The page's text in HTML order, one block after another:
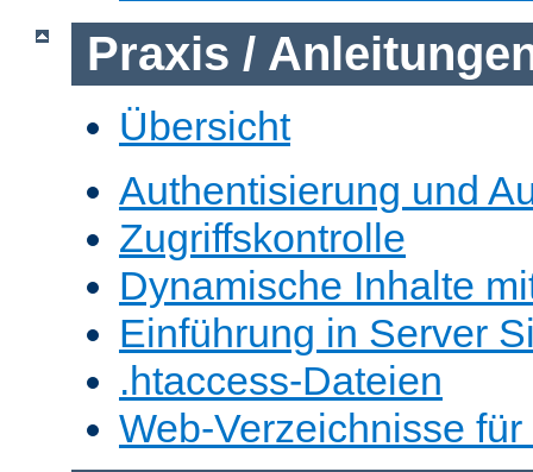
Praxis /
Übersicht
Authentisierung und
Zugriffskontrolle
Dynamische Inhalte
Einführung in Server
.htaccess-Dateien
Web-Verzeichnisse